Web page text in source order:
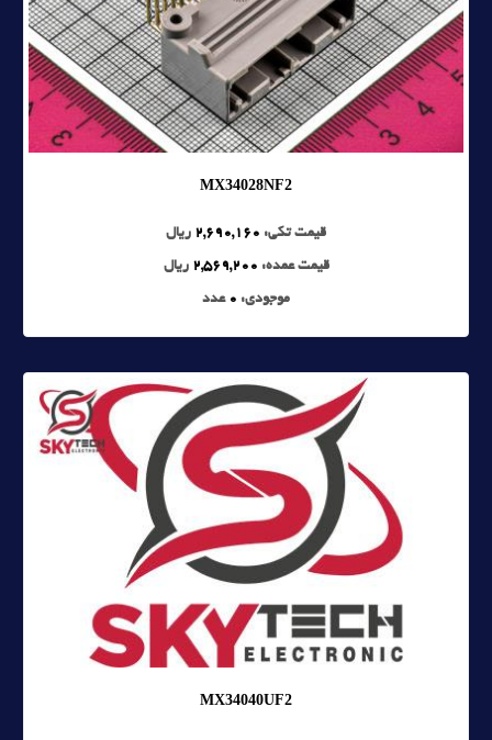
MX34028NF2
قیمت تکی: 2,690,160 ریال
قیمت عمده: 2,569,200 ریال
موجودی: 0 عدد
MX34040UF2